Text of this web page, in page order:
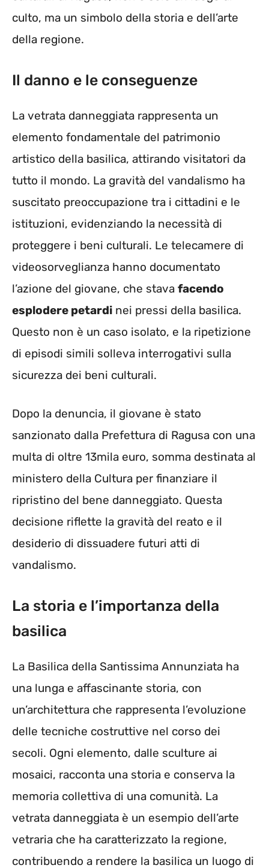
culto, ma un simbolo della storia e dell’arte
della regione.
Il danno e le conseguenze
La vetrata danneggiata rappresenta un
elemento fondamentale del patrimonio
artistico della basilica, attirando visitatori da
tutto il mondo. La gravità del vandalismo ha
suscitato preoccupazione tra i cittadini e le
istituzioni, evidenziando la necessità di
proteggere i beni culturali. Le telecamere di
videosorveglianza hanno documentato
l’azione del giovane, che stava facendo
esplodere petardi nei pressi della basilica.
Questo non è un caso isolato, e la ripetizione
di episodi simili solleva interrogativi sulla
sicurezza dei beni culturali.
Dopo la denuncia, il giovane è stato
sanzionato dalla Prefettura di Ragusa con una
multa di oltre 13mila euro, somma destinata al
ministero della Cultura per finanziare il
ripristino del bene danneggiato. Questa
decisione riflette la gravità del reato e il
desiderio di dissuadere futuri atti di
vandalismo.
La storia e l’importanza della
basilica
La Basilica della Santissima Annunziata ha
una lunga e affascinante storia, con
un’architettura che rappresenta l’evoluzione
delle tecniche costruttive nel corso dei
secoli. Ogni elemento, dalle sculture ai
mosaici, racconta una storia e conserva la
memoria collettiva di una comunità. La
vetrata danneggiata è un esempio dell’arte
vetraria che ha caratterizzato la regione,
contribuendo a rendere la basilica un luogo di